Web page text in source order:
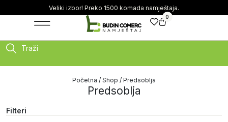
Veliki izbor! Preko 1500 komada namještaja.
0
Traži
Početna / Shop / Predsoblja
Predsoblja
Filteri